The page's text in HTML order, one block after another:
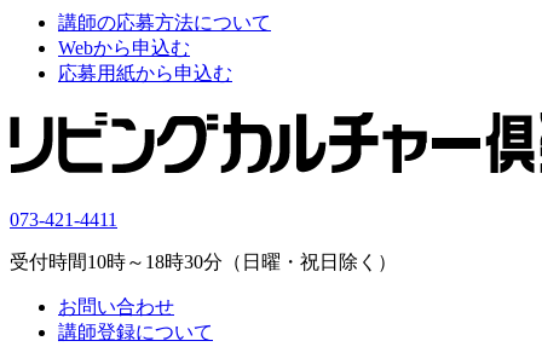
講師の応募方法について
Webから申込む
応募用紙から申込む
073-421-4411
受付時間10時～18時30分（日曜・祝日除く）
お問い合わせ
講師登録について